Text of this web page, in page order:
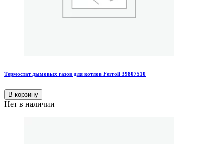
Термостат дымовых газов для котлов Ferroli 39807510
В корзину
Нет в наличии